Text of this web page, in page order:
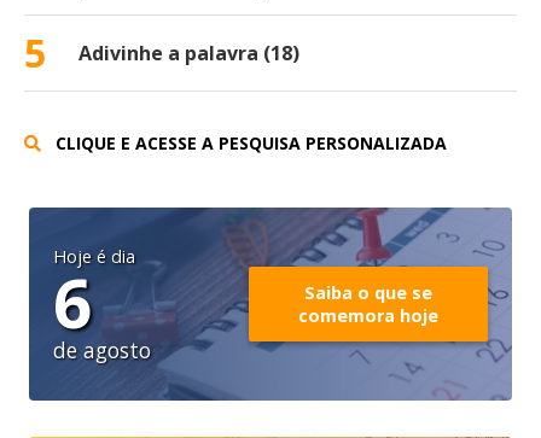
5 Adivinhe a palavra (18)
CLIQUE E ACESSE A PESQUISA PERSONALIZADA
Hoje é dia
6
de agosto
Saiba o que se
comemora hoje